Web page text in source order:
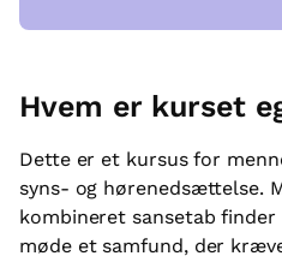
Hvem er kurset
Dette er et kursus for
syns- og hørenedsættelse.
kombineret sansetab
møde et samfund, der